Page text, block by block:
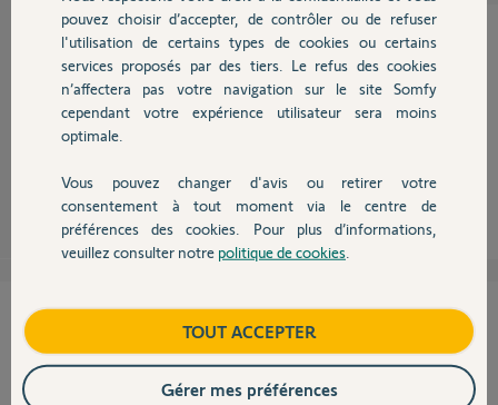
Autres produits
Devis avec un pro
Contact
Sur la Situo appui sur Prog 3"
Sur la Telis appui sur prog 0,5"
C'est fait.
il y a environ 9 ans
Cette réponse vous a-t-elle aidé ?
NON OUI
pouvez choisir d’accepter, de contrôler ou de refuser
l'utilisation de certains types de cookies ou certains
services proposés par des tiers. Le refus des cookies
n’affectera pas votre navigation sur le site Somfy
cependant votre expérience utilisateur sera moins
optimale.
Vous pouvez changer d'avis ou retirer votre
consentement à tout moment via le centre de
préférences des cookies. Pour plus d’informations,
veuillez consulter notre politique de cookies
TOUT ACCEPTER
Gérer mes préférences